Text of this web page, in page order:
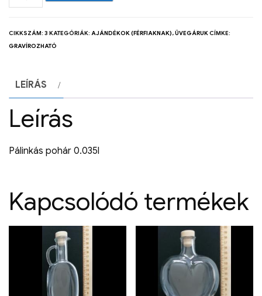
CIKKSZÁM: 3 KATEGÓRIÁK: AJÁNDÉKOK (FÉRFIAKNAK),ÜVEGÁRUKCÍMKE:
GRAVÍROZHATÓ
LEÍRÁS
Leírás
Pálinkás pohár 0.035l
Kapcsolódó termékek